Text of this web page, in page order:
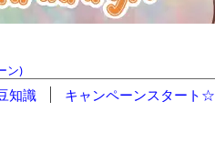
ン)
知識 キャンペーンスタート☆